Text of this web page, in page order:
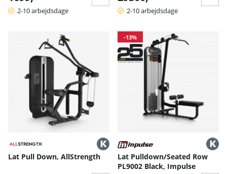
2-10 arbejdsdage 2-10 arbejdsdage
Lat Pull Down, AllStrength
-13%
Lat Pulldown/Seated Row
PL9002 Black, Impulse